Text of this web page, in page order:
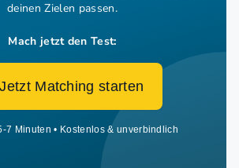
deinen Zielen passen.
Mach jetzt den Test:
Matching starten
7 Minuten • Kostenlos & unverbindlich